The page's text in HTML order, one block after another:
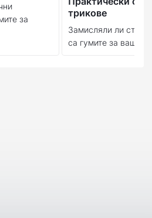
за
трикове
Замисляли ли сте
са гумите за вашия